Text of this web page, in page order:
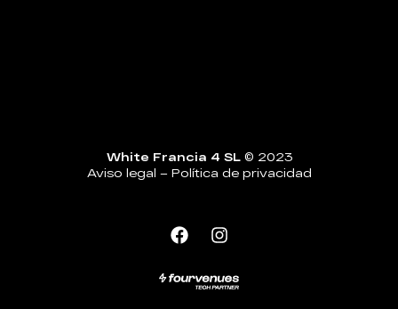
White Francia 4 SL© 2023
Aviso legal – Política de privacidad